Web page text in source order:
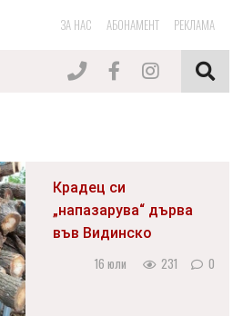
ЗА НАС АБОНАМЕНТ РЕКЛАМА
Крадец си
„напазарува“ дърва
във Видинско
16 юли 231 0